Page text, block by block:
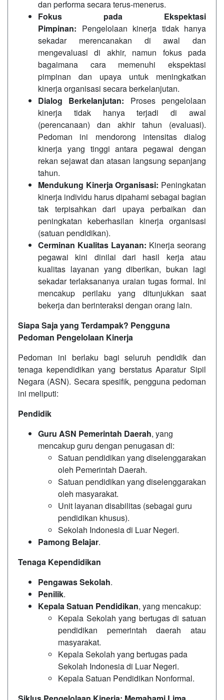
dan performa secara terus-menerus.
Fokus pada Ekspektasi
Pimpinan: Pengelolaan kinerja tidak hanya
sekadar merencanakan di awal dan
mengevaluasi di akhir, namun fokus pada
bagaimana cara memenuhi ekspektasi
pimpinan dan upaya untuk meningkatkan
kinerja organisasi secara berkelanjutan.
Dialog Berkelanjutan: Proses pengelolaan
kinerja tidak hanya terjadi di awal
(perencanaan) dan akhir tahun (evaluasi).
Pedoman ini mendorong intensitas dialog
kinerja yang tinggi antara pegawai dengan
rekan sejawat dan atasan langsung sepanjang
tahun.
Mendukung Kinerja Organisasi: Peningkatan
kinerja individu harus dipahami sebagai bagian
tak terpisahkan dari upaya perbaikan dan
peningkatan keberhasilan kinerja organisasi
(satuan pendidikan).
Cerminan Kualitas Layanan: Kinerja seorang
pegawai kini dinilai dari hasil kerja atau
kualitas layanan yang diberikan, bukan lagi
sekadar terlaksananya uraian tugas formal. Ini
mencakup perilaku yang ditunjukkan saat
bekerja dan berinteraksi dengan orang lain.
Siapa Saja yang Terdampak? Pengguna
Pedoman Pengelolaan Kinerja
Pedoman ini berlaku bagi seluruh pendidik dan
tenaga kependidikan yang berstatus Aparatur Sipil
Negara (ASN). Secara spesifik, pengguna pedoman
ini meliputi:
Pendidik
Guru ASN Pemerintah Daerah, yang
mencakup guru dengan penugasan di:
Satuan pendidikan yang diselenggarakan
oleh Pemerintah Daerah.
Satuan pendidikan yang diselenggarakan
oleh masyarakat.
Unit layanan disabilitas (sebagai guru
pendidikan khusus).
Sekolah Indonesia di Luar Negeri.
Pamong Belajar.
Tenaga Kependidikan
Pengawas Sekolah.
Penilik.
Kepala Satuan Pendidikan, yang mencakup:
Kepala Sekolah yang bertugas di satuan
pendidikan pemerintah daerah atau
masyarakat.
Kepala Sekolah yang bertugas pada
Sekolah Indonesia di Luar Negeri.
Kepala Satuan Pendidikan Nonformal.